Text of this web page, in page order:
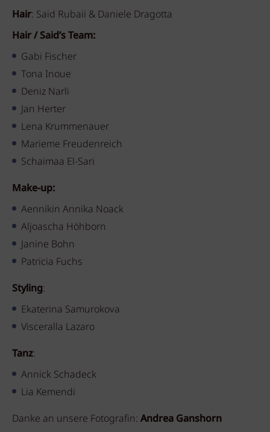
Hair: Said Rubaii & Daniele Dragotta
Hair / Said’s Team:
Gabi Fischer
Tona Inoue
Deniz Narli
Jan Herter
Lena Krummenauer
Marieme Freudenreich
Schaimaa El-Sari
Make-up:
Aennikin Annika Noack
Aljoascha Höhborn
Janine Bohn
Patricia Fuchs
Styling:
Ekaterina Samurokova
Visceralla Lazaro
Tanz:
Annick Schadeck
Lia Kemendi
Danke an unsere Fotografin: Andrea Ganshorn